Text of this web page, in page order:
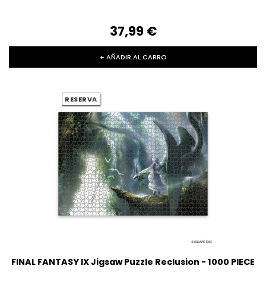
37,99‎ ‎€
+ AÑADIR AL CARRO
RESERVA
FINAL FANTASY IX Jigsaw Puzzle Reclusion - 1000 PIECE